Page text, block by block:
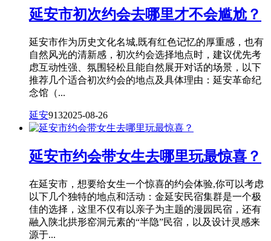
延安市初次约会去哪里才不会尴尬？
延安市作为历史文化名城,既有红色记忆的厚重感，也有
自然风光的清新感，初次约会选择地点时，建议优先考
虑互动性强、氛围轻松且能自然展开对话的场景，以下
推荐几个适合初次约会的地点及具体理由：延安革命纪
念馆（...
延安9132025-08-26
延安市约会带女生去哪里玩最惊喜？
在延安市，想要给女生一个惊喜的约会体验,你可以考虑
以下几个独特的地点和活动：金延安民宿集群是一个极
佳的选择，这里不仅有以亲子为主题的漫园民宿，还有
融入陕北拱形窑洞元素的“半隐”民宿，以及设计灵感来
源于...